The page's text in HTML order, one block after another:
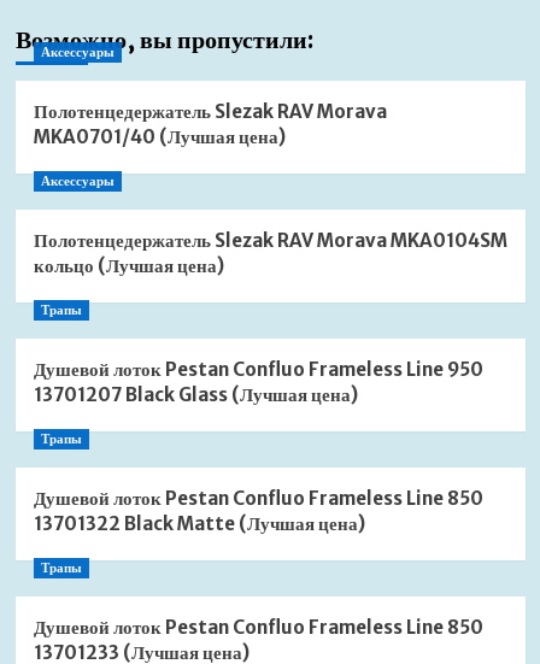
Возможно, вы пропустили:
Аксессуары
Полотенцедержатель Slezak RAV Morava
MKA0701/40 (Лучшая цена)
Аксессуары
Полотенцедержатель Slezak RAV Morava MKA0104SM
кольцо (Лучшая цена)
Трапы
Душевой лоток Pestan Confluo Frameless Line 950
13701207 Black Glass (Лучшая цена)
Трапы
Душевой лоток Pestan Confluo Frameless Line 850
13701322 Black Matte (Лучшая цена)
Трапы
Душевой лоток Pestan Confluo Frameless Line 850
13701233 (Лучшая цена)